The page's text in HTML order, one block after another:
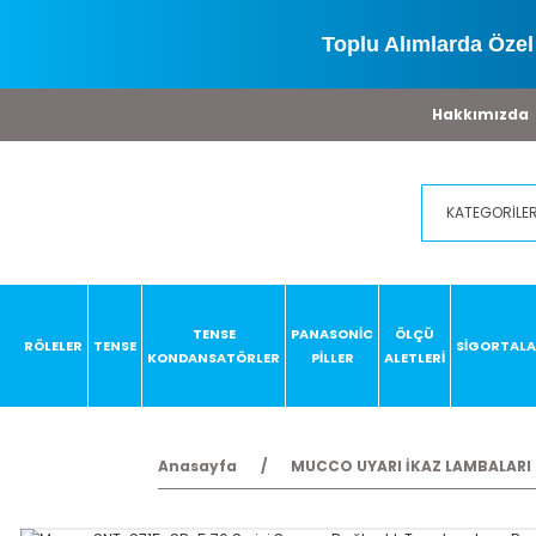
Toplu Alımlarda
Hakkımızda
RÖLELER TENSE
TENSE
KONDANSATÖRLER
PANASONİC
PİLLER
ÖLÇÜ
ALETLERİ
Anasayfa MUCCO UYARI İKAZ LAMBALARI